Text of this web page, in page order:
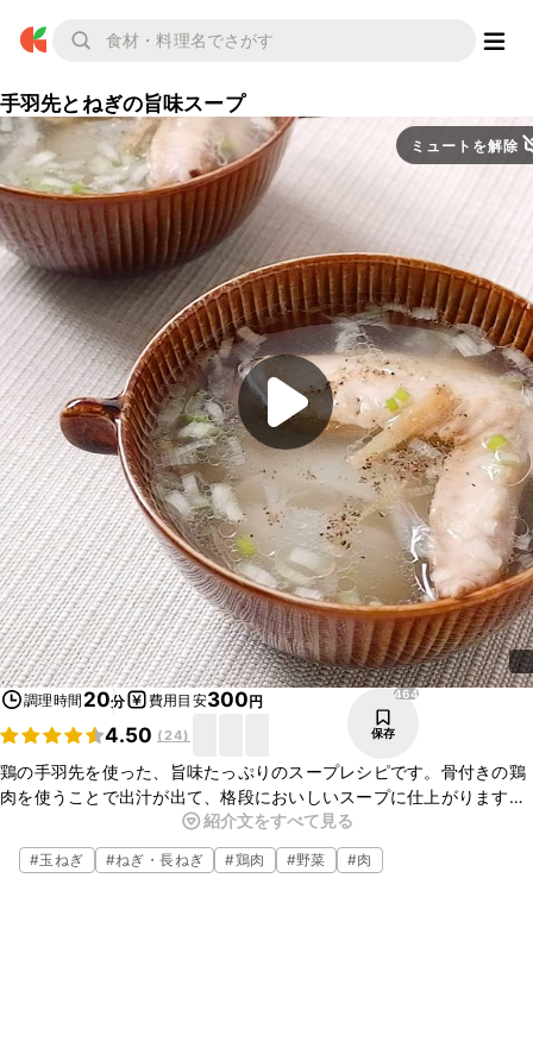
手羽先とねぎの旨味スープ
ミュートを解除
調理時間 20分 費用目安300円
4.50 (24)
464
保存
鶏の手羽先を使った、旨味たっぷりのスープレシピです。骨付きの鶏
肉を使うことで出汁が出て、格段においしいスープに仕上がります。
生姜も入っているので、体も温まりますよ。たっぷりのねぎと一緒に
お召し上がりください。
紹介文をすべて見る
#玉ねぎ #ねぎ・長ねぎ #鶏肉 #野菜 #肉